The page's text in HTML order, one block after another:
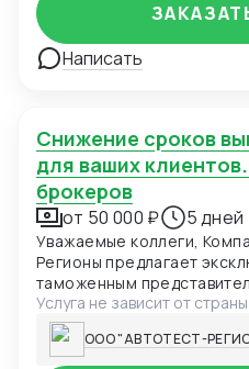
Написать
Снижение сроков выпуска продукции
для ваших
брокеров
от 50 000 ₽ 5 дней
Уважаемые коллеги, Компания ООО АвтоТест-
Регионы предлагает
таможенным
клиенты сталкиваются с
оформления сертификатов
специализируемся на
Услуга не зависит от страны
ООО "АВТОТЕСТ-